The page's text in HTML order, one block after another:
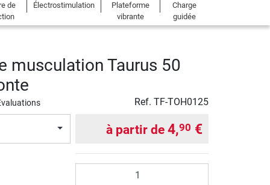
de
Électrostimulation
Plateforme
vibrante
Charge
guidée
musculation Taurus 50
Ref. TF-TOH0125
à partir de 4,90 €